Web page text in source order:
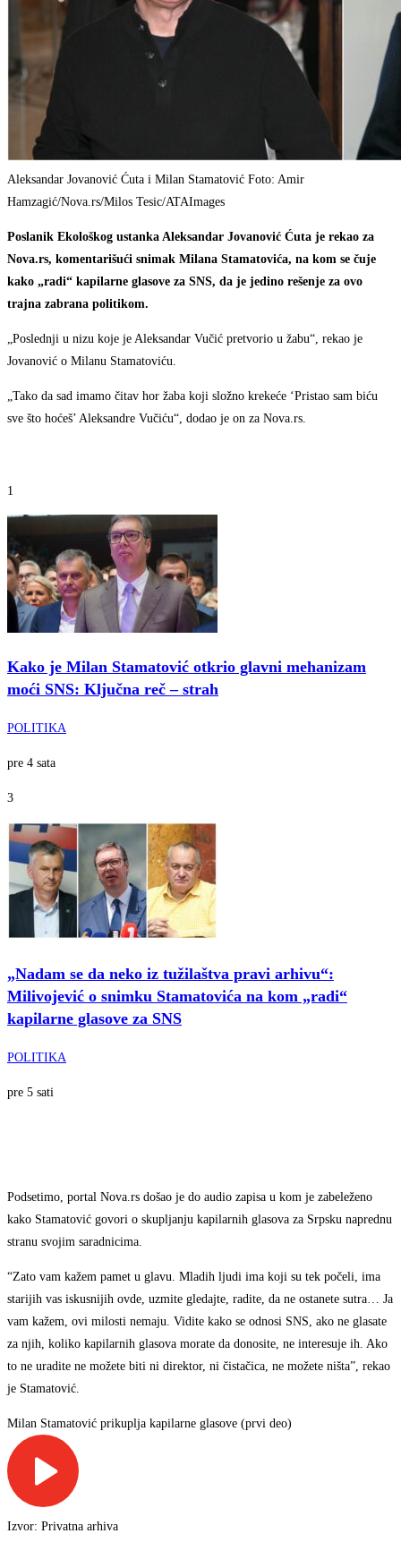
Aleksandar Jovanović Ćuta i Milan Stamatović Foto: Amir
Hamzagić/Nova.rs/Milos Tesic/ATAImages
Poslanik Ekološkog ustanka Aleksandar Jovanović Ćuta je rekao za
Nova.rs, komentarišući snimak Milana Stamatovića, na kom se čuje
kako „radi“ kapilarne glasove za SNS, da je jedino rešenje za ovo
trajna zabrana politikom.
„Poslednji u nizu koje je Aleksandar Vučić pretvorio u žabu“, rekao je
Jovanović o Milanu Stamatoviću.
„Tako da sad imamo čitav hor žaba koji složno krekeće ‘Pristao sam biću
sve što hoćeš’ Aleksandre Vučiću“, dodao je on za Nova.rs.
1
Kako je Milan Stamatović otkrio glavni mehanizam
moći SNS: Ključna reč – strah
POLITIKA
pre 4 sata
3
„Nadam se da neko iz tužilaštva pravi arhivu“:
Milivojević o snimku Stamatovića na kom „radi“
kapilarne glasove za SNS
POLITIKA
pre 5 sati
Podsetimo, portal Nova.rs došao je do audio zapisa u kom je zabeleženo
kako Stamatović govori o skupljanju kapilarnih glasova za Srpsku naprednu
stranu svojim saradnicima.
“Zato vam kažem pamet u glavu. Mladih ljudi ima koji su tek počeli, ima
starijih vas iskusnijih ovde, uzmite gledajte, radite, da ne ostanete sutra… Ja
vam kažem, ovi milosti nemaju. Vidite kako se odnosi SNS, ako ne glasate
za njih, koliko kapilarnih glasova morate da donosite, ne interesuje ih. Ako
to ne uradite ne možete biti ni direktor, ni čistačica, ne možete ništa”, rekao
je Stamatović.
Milan Stamatović prikuplja kapilarne glasove (prvi deo)
Izvor: Privatna arhiva